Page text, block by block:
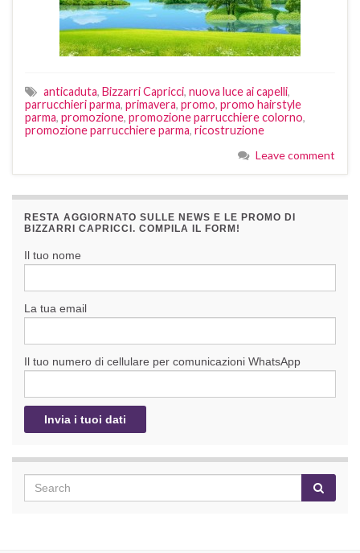
anticaduta, Bizzarri Capricci, nuova luce ai capelli,
parrucchieri parma, primavera, promo, promo hairstyle
parma, promozione, promozione parrucchiere colorno,
promozione parrucchiere parma, ricostruzione
Leave comment
RESTA AGGIORNATO SULLE NEWS E LE PROMO DI
BIZZARRI CAPRICCI. COMPILA IL FORM!
Il tuo nome
La tua email
Il tuo numero di cellulare per comunicazioni WhatsApp